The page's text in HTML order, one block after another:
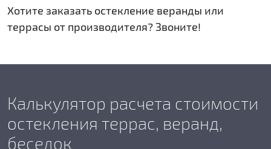
Хотите заказать остекление веранды или
террасы от производителя? Звоните!
Калькулятор расчета стоимости
остекления террас, веранд,
беседок